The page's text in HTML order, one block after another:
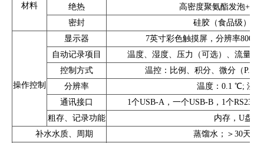
材料
绝热
高密度聚氨酯发泡
密封
硅胶（食品级）、
操作控制
显示器
7英寸彩色触摸屏，分辨率
自动记录项目
温度、湿度、压力（可选）、流量（
控制方式
温控：比例、积分、微分（
分辨率
温度：0.1 ℃; 湿度
通讯接口
1个USB-A，一个USB-B，1个RS232
粗存、记录功能
内存，U盘，
补水水质、周期
蒸馏水；＞30天（